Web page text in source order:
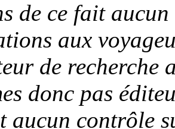
de ce fait
aux
de recherche
donc pas
aucun contrôle